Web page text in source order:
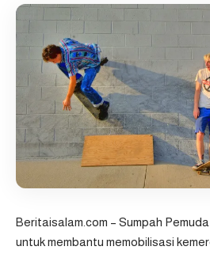
Beritaisalam.com – Sumpah Pemuda
untuk membantu memobilisasi